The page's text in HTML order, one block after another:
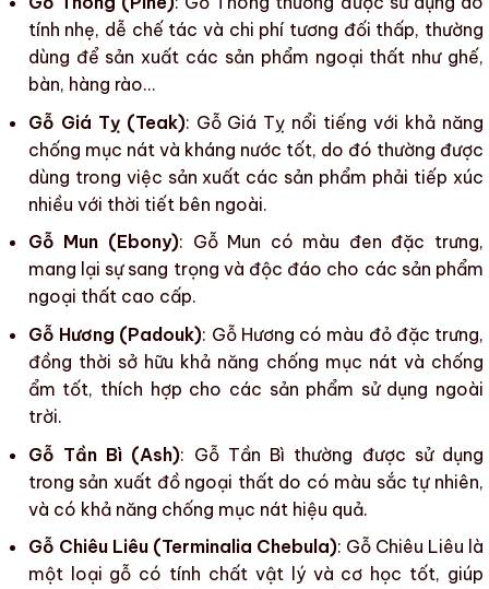
tính nhẹ, dễ chế tác và chi phí tương đối thấp, thường
dùng để sản xuất các sản phẩm ngoại thất như ghế,
bàn, hàng rào…
Gỗ Giá Tỵ (Teak): Gỗ Giá Tỵ nổi tiếng với khả năng
chống mục nát và kháng nước tốt, do đó thường được
dùng trong việc sản xuất các sản phẩm phải tiếp xúc
nhiều với thời tiết bên ngoài.
Gỗ Mun (Ebony): Gỗ Mun có màu đen đặc trưng,
mang lại sự sang trọng và độc đáo cho các sản phẩm
ngoại thấtcao cấp.
Gỗ Hương (Padouk): Gỗ Hương có màu đỏ đặc trưng,
đồng thời sở hữu khả năng chống mục nát và chống
ẩm tốt, thích hợp cho các sản phẩm sử dụng ngoài
trời.
Gỗ Tần Bì (Ash): Gỗ Tần Bì thường được sử dụng
trong sản xuất đồ ngoại thấtdo có màu sắc tự nhiên,
và có khả năng chống mục nát hiệu quả.
Gỗ Chiêu Liêu (Terminalia Chebula): Gỗ Chiêu Liêu là
một loại gỗ có tính chất vật lý và cơ học tốt, giúp